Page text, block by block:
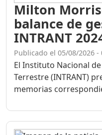
Milton
balance de
INTRANT
Publicado el 05/08/2026 -
El Instituto Nacional
Terrestre (INTRANT)
memorias